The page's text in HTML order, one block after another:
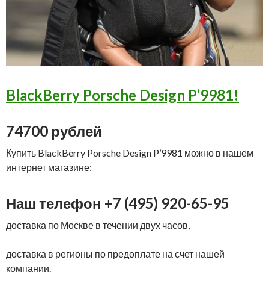
BlackBerry Porsche Design P’9981!
74700 рублей
Купить BlackBerry Porsche Design P’9981 можно в нашем
интернет магазине:
Наш телефон +7 (495) 920-65-95
доставка по Москве в течении двух часов,
доставка в регионы по предоплате на счет нашей
компании.